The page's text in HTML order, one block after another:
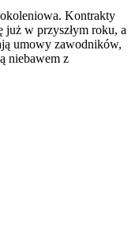
Kontrakty
już w przyszłym roku, a
umowy zawodników,
niebawem z